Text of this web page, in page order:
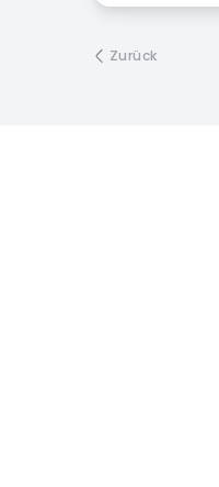
Zurück